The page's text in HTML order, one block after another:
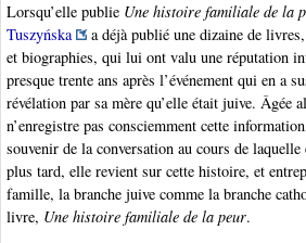
Lorsqu’elle publie Une histoire familiale de la
Tuszyńska
a déjà publié une dizaine de
et biographies, qui lui ont valu une réputation
presque trente ans après l’événement qui en a
révélation par sa mère qu’elle était juive. Âgée
n’enregistre pas consciemment cette
souvenir de la conversation au cours de
plus tard, elle revient sur cette histoire, et
famille, la branche juive comme la branche
livre, Une histoire familiale de la peur.